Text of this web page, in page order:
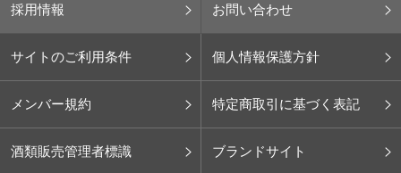
採用情報 お問い合わせ
サイトのご利用条件 個人情報保護方針
メンバー規約 特定商取引に基づく表記
酒類販売管理者標識 ブランドサイト